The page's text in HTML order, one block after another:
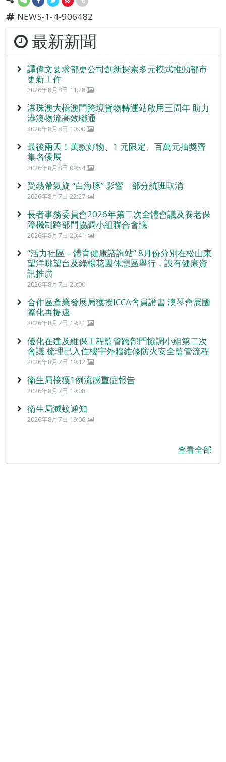
NEWS-1-4-906482
最新新聞
譚偉文要求都更公司創新探索多元模式推動都市
更新工作
2026年8月8日 11:28
港珠澳大橋澳門跨境貨物轉運站啟用三周年 助力
港澳物流高效聯通
2026年8月8日 10:00
最後兩天！萬款好物、1 元限定、百萬元抽獎齊
集名優展
2026年8月8日 09:54
受熱帶氣旋 “白海豚” 影響 部分航班取消
2026年8月7日 22:27
長者事務委員會2026年第二次全體會議及養老保
障機制跨部門協調小組聯合會議
2026年8月7日 20:41
“活力社區 – 體育健康諮詢站” 8月份分別在松山東
望洋眺望台及綠楊花園休憩區舉行，設有健康資
訊推廣
2026年8月7日 20:00
合作區產業發展局獲授ICCA會員證書 澳琴會展國
際化再提速
2026年8月7日 19:21
優化在建及維保工程監管跨部門協調小組第二次
會議 梳理已入住樓宇外牆維修防火安全監管流程
2026年8月7日 19:12
衛生局接獲1例流感重症報告
2026年8月7日 19:08
衛生局滅蚊通知
2026年8月7日 19:06
查看全部